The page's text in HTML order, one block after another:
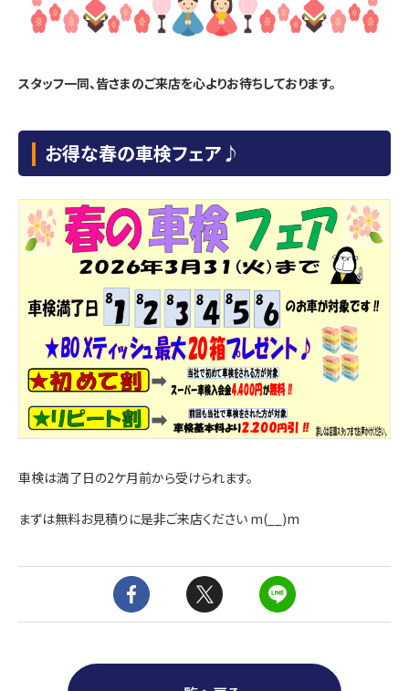
スタッフ一同、皆さまのご来店を心よりお待ちしております。
お得な春の車検フェア♪
車検は満了日の2ケ月前から受けられます。
まずは無料お見積りに是非ご来店ください m(__)m